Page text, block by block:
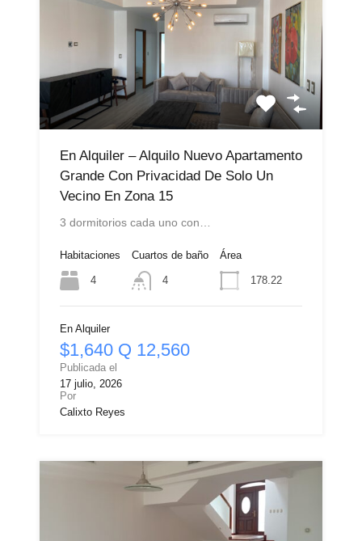
En Alquiler – Alquilo Nuevo Apartamento
Grande Con Privacidad De Solo Un
Vecino En Zona 15
3 dormitorios cada uno con…
Habitaciones
4
Cuartos de baño
4
Área
178.22
En Alquiler
$1,640 Q 12,560
Publicada el
17 julio, 2026
Por
Calixto Reyes